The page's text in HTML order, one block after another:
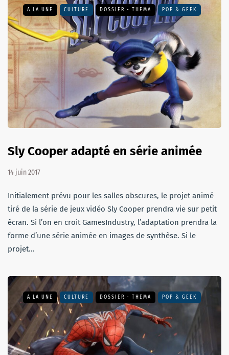
A LA UNE CULTURE DOSSIER - THEMA POP & GEEK
Sly Cooper adapté en série animée
14 juin 2017
Initialement prévu pour les salles obscures, le projet animé
tiré de la série de jeux vidéo Sly Cooper prendra vie sur petit
écran. Si l’on en croit GamesIndustry, l’adaptation prendra la
forme d’une série animée en images de synthèse. Si le
projet…
A LA UNE CULTURE DOSSIER - THEMA POP & GEEK